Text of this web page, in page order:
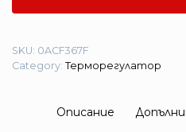
SKU: 0ACF367F
Category: Терморегулатор
Описание